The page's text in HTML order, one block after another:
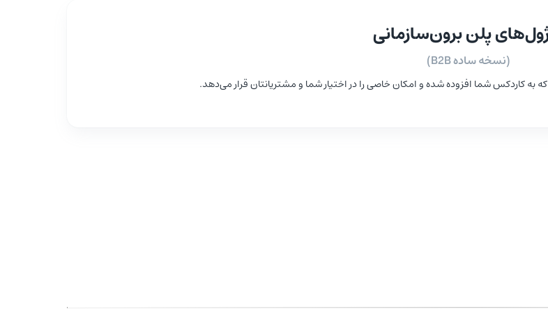
پلنبرون‌سازمانی
(نسخه ساده B2B )
به کاردکس شما افزوده شده و امکان خاصی را در اختیار شما و مشتریانتان قرار می‌دهد.